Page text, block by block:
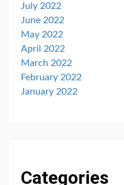
July 2022
June 2022
May 2022
April 2022
March 2022
February 2022
January 2022
Categories